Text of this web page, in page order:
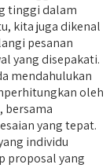
tinggi dalam
kita juga dikenal
pesanan
yang disepakati.
mendahulukan
oleh
bersama
yang tepat.
individu
proposal yang